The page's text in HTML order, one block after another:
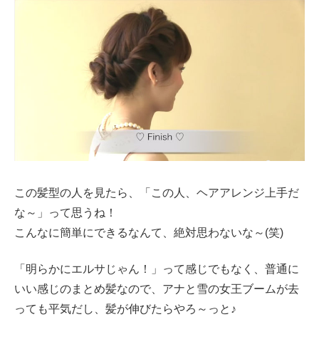
この髪型の人を見たら、「この人、ヘアアレンジ上手だ
な～」って思うね！
こんなに簡単にできるなんて、絶対思わないな～(笑)
「明らかにエルサじゃん！」って感じでもなく、普通に
いい感じのまとめ髪なので、アナと雪の女王ブームが去
っても平気だし、髪が伸びたらやろ～っと♪